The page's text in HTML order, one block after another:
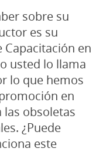
sobre su
es su
Capacitación en
usted lo llama
lo que hemos
en
las obsoletas
¿Puede
este